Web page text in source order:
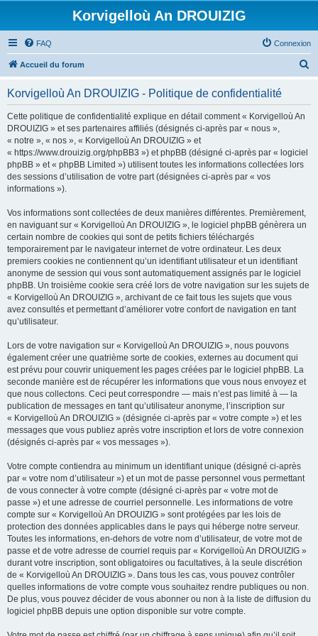
Korvigelloù An DROUIZIG
FAQ Connexion
Accueil du forum
Korvigelloù An DROUIZIG - Politique de confidentialité
Cette politique de confidentialité explique en détail comment « Korvigelloù An
DROUIZIG » et ses partenaires affiliés (désignés ci-après par « nous »,
« notre », « nos », « Korvigelloù An DROUIZIG » et
« https://www.drouizig.org/phpBB3 ») et phpBB (désigné ci-après par « logiciel
phpBB » et « phpBB Limited ») utilisent toutes les informations collectées lors
des sessions d’utilisation de votre part (désignées ci-après par « vos
informations »).
Vos informations sont collectées de deux manières différentes. Premièrement,
en naviguant sur « Korvigelloù An DROUIZIG », le logiciel phpBB génèrera un
certain nombre de cookies qui sont de petits fichiers téléchargés
temporairement par le navigateur internet de votre ordinateur. Les deux
premiers cookies ne contiennent qu’un identifiant utilisateur et un identifiant
anonyme de session qui vous sont automatiquement assignés par le logiciel
phpBB. Un troisième cookie sera créé lors de votre navigation sur les sujets de
« Korvigelloù An DROUIZIG », archivant de ce fait tous les sujets que vous
avez consultés et permettant d’améliorer votre confort de navigation en tant
qu’utilisateur.
Lors de votre navigation sur « Korvigelloù An DROUIZIG », nous pouvons
également créer une quatrième sorte de cookies, externes au document qui
est prévu pour couvrir uniquement les pages créées par le logiciel phpBB. La
seconde manière est de récupérer les informations que vous nous envoyez et
que nous collectons. Ceci peut correspondre — mais n’est pas limité à — la
publication de messages en tant qu’utilisateur anonyme, l’inscription sur
« Korvigelloù An DROUIZIG » (désignée ci-après par « votre compte ») et les
messages que vous publiez après votre inscription et lors de votre connexion
(désignés ci-après par « vos messages »).
Votre compte contiendra au minimum un identifiant unique (désigné ci-après
par « votre nom d’utilisateur ») et un mot de passe personnel vous permettant
de vous connecter à votre compte (désigné ci-après par « votre mot de
passe ») et une adresse de courriel personnelle. Les informations de votre
compte sur « Korvigelloù An DROUIZIG » sont protégées par les lois de
protection des données applicables dans le pays qui héberge notre serveur.
Toutes les informations, en-dehors de votre nom d’utilisateur, de votre mot de
passe et de votre adresse de courriel requis par « Korvigelloù An DROUIZIG »
durant votre inscription, sont obligatoires ou facultatives, à la seule discrétion
de « Korvigelloù An DROUIZIG ». Dans tous les cas, vous pouvez contrôler
quelles informations de votre compte vous souhaitez rendre publiques ou non.
De plus, vous pouvez décider de vous abonner ou non à la liste de diffusion du
logiciel phpBB depuis une option disponible sur votre compte.